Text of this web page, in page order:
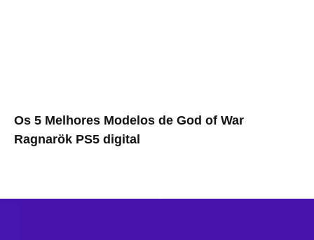
Os 5 Melhores Modelos de God of War
Ragnarök PS5 digital